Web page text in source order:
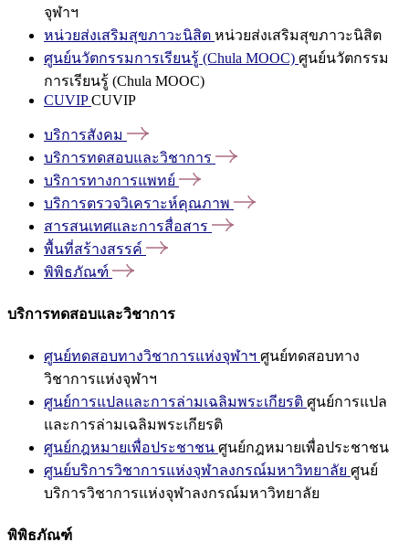
จุฬาฯ
หน่วยส่งเสริมสุขภาวะนิสิต หน่วยส่งเสริมสุขภาวะนิสิต
ศูนย์นวัตกรรมการเรียนรู้ (Chula MOOC) ศูนย์นวัตกรรม
การเรียนรู้ (Chula MOOC)
CUVIPCUVIP
บริการสังคม
บริการทดสอบและวิชาการ
บริการทางการแพทย์
บริการตรวจวิเคราะห์คุณภาพ
สารสนเทศและการสื่อสาร
พื้นที่สร้างสรรค์
พิพิธภัณฑ์
บริการทดสอบและวิชาการ
ศูนย์ทดสอบทางวิชาการแห่งจุฬาฯ ศูนย์ทดสอบทาง
วิชาการแห่งจุฬาฯ
ศูนย์การแปลและการล่ามเฉลิมพระเกียรติ ศูนย์การแปล
และการล่ามเฉลิมพระเกียรติ
ศูนย์กฎหมายเพื่อประชาชน ศูนย์กฎหมายเพื่อประชาชน
ศูนย์บริการวิชาการแห่งจุฬาลงกรณ์มหาวิทยาลัย ศูนย์
บริการวิชาการแห่งจุฬาลงกรณ์มหาวิทยาลัย
พิพิธภัณฑ์